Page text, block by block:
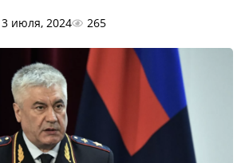
3 июля, 2024 265